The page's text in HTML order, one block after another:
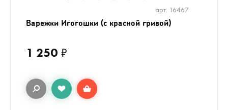
арт. 16467
Варежки Игогошки (с красной гривой)
1 250 ₽